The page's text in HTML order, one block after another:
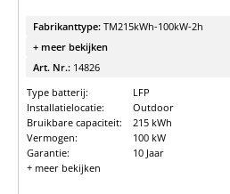
Fabrikanttype: TM215kWh-100kW-2h
+ meer bekijken
Art. Nr.: 14826
Type batterij:
LFP
Installatielocatie:
Outdoor
Bruikbare capaciteit:
215 kWh
Vermogen:
100 kW
Garantie:
10 Jaar
+ meer bekijken